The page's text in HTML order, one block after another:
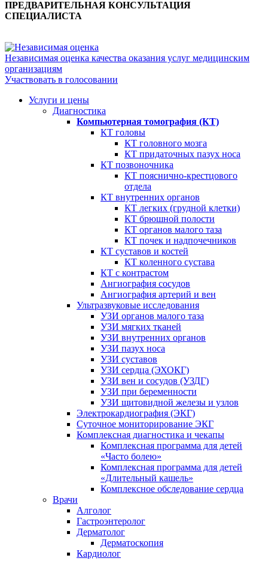
ПРЕДВАРИТЕЛЬНАЯ КОНСУЛЬТАЦИЯ
СПЕЦИАЛИСТА
Независимая оценка качества оказания услуг медицинским
организациям
Участвовать в голосовании
Услуги и цены
Диагностика
Компьютерная томография (КТ)
КТ головы
КТ головного мозга
КТ придаточных пазух носа
КТ позвоночника
КТ пояснично-крестцового
отдела
КТ внутренних органов
КТ легких (грудной клетки)
КТ брюшной полости
КТ органов малого таза
КТ почек и надпочечников
КТ суставов и костей
КТ коленного сустава
КТ с контрастом
Ангиография сосудов
Ангиография артерий и вен
Ультразвуковые исследования
УЗИ органов малого таза
УЗИ мягких тканей
УЗИ внутренних органов
УЗИ пазух носа
УЗИ суставов
УЗИ сердца (ЭХОКГ)
УЗИ вен и сосудов (УЗДГ)
УЗИ при беременности
УЗИ щитовидной железы и узлов
Электрокардиография (ЭКГ)
Суточное мониторирование ЭКГ
Комплексная диагностика и чекапы
Комплексная программа для детей
«Часто болею»
Комплексная программа для детей
«Длительный кашель»
Комплексное обследование сердца
Врачи
Алголог
Гастроэнтеролог
Дерматолог
Дерматоскопия
Кардиолог